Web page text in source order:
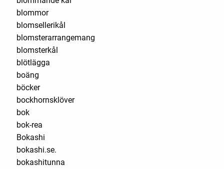
blommor
blomsellerikål
blomsterarrangemang
blomsterkål
blötlägga
boäng
böcker
bockhornsklöver
bok
bok-rea
Bokashi
bokashi.se.
bokashitunna